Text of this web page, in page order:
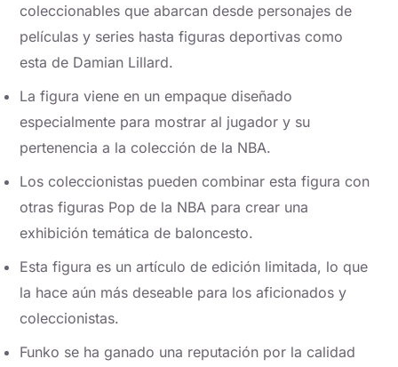
coleccionables que abarcan desde personajes de
películas y series hasta figuras deportivas como
esta de Damian Lillard.
La figura viene en un empaque diseñado
especialmente para mostrar al jugador y su
pertenencia a la colección de la NBA.
Los coleccionistas pueden combinar esta figura con
otras figuras Pop de la NBA para crear una
exhibición temática de baloncesto.
Esta figura es un artículo de edición limitada, lo que
la hace aún más deseable para los aficionados y
coleccionistas.
Funko se ha ganado una reputación por la calidad